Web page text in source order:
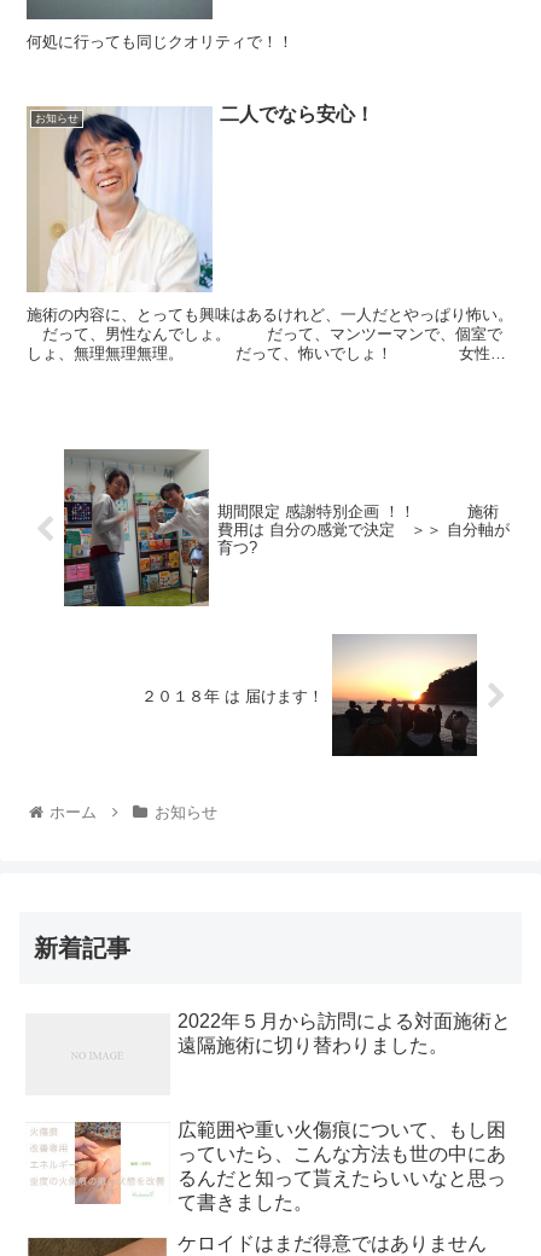
何処に行っても同じクオリティで！！
お知らせ 二人でなら安心！
施術の内容に、とっても興味はあるけれど、一人だとやっぱり怖い。
だって、男性なんでしょ。 だって、マンツーマンで、個室で
しょ、無理無理無理。 だって、怖いでしょ！ 女性な
期間限定 感謝特別企画 ！！ 施術
費用は 自分の感覚で決定 ＞＞ 自分軸が
育つ?
２０１８年 は 届けます！
ホーム お知らせ
新着記事
2022年５月から訪問による対面施術と
遠隔施術に切り替わりました。
広範囲や重い火傷痕について、もし困
っていたら、こんな方法も世の中にあ
るんだと知って貰えたらいいなと思っ
て書きました。
ケロイドはまだ得意ではありません